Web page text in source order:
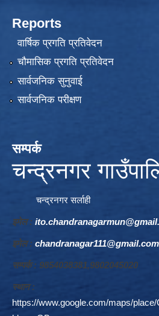
Reports
वार्षिक प्रगति प्रतिवेदन
चौमासिक प्रगति प्रतिवेदन
सार्वजनिक सुनुवाई
सार्वजनिक परीक्षण
सम्पर्क
चन्द्रनगर
चन्द्रनगर सर्लाही
इमेल :
इमेल : chandranagar111@gmail.com
सम्पर्क : 9854038381,9802045020
स्थान :
https://www.google.com/maps/